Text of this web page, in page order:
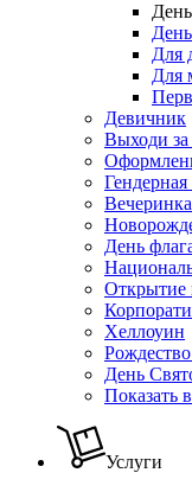
Для
Для
Девичник
Выходи за
День
Открытие
Хеллоуин
День
Показать
Услуги